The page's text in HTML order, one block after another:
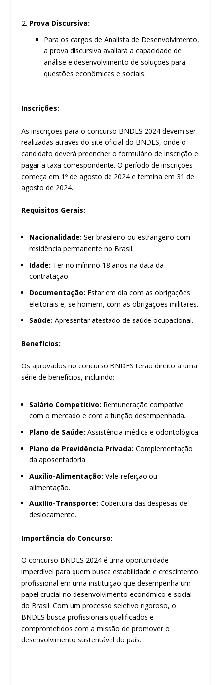
Prova Discursiva:
Para os cargos de Analista de Desenvolvimento,
a prova discursiva avaliará a capacidade de
análise e desenvolvimento de soluções para
questões econômicas e sociais.
Inscrições:
As inscrições para o concurso BNDES 2024 devem ser
realizadas através do site oficial do BNDES, onde o
candidato deverá preencher o formulário de inscrição e
pagar a taxa correspondente. O período de inscrições
começa em 1º de agosto de 2024 e termina em 31 de
agosto de 2024.
Requisitos Gerais:
Nacionalidade: Ser brasileiro ou estrangeiro com
residência permanente no Brasil.
Idade: Ter no mínimo 18 anos na data da
contratação.
Documentação: Estar em dia com as obrigações
eleitorais e, se homem, com as obrigações militares.
Saúde: Apresentar atestado de saúde ocupacional.
Benefícios:
Os aprovados no concurso BNDES terão direito a uma
série de benefícios, incluindo:
Salário Competitivo: Remuneração compatível
com o mercado e com a função desempenhada.
Plano de Saúde: Assistência médica e odontológica.
Plano de Previdência Privada: Complementação
da aposentadoria.
Auxílio-Alimentação: Vale-refeição ou
alimentação.
Auxílio-Transporte: Cobertura das despesas de
deslocamento.
Importância do Concurso:
O concurso BNDES 2024 é uma oportunidade
imperdível para quem busca estabilidade e crescimento
profissional em uma instituição que desempenha um
papel crucial no desenvolvimento econômico e social
do Brasil. Com um processo seletivo rigoroso, o
BNDES busca profissionais qualificados e
comprometidos com a missão de promover o
desenvolvimento sustentável do país.